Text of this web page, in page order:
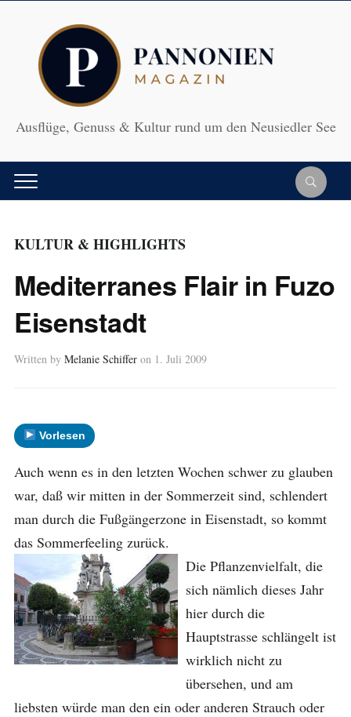
Ausflüge, Genuss & Kultur rund um den Neusiedler See
KULTUR & HIGHLIGHTS
Mediterranes Flair in Fuzo
Eisenstadt
Written by Melanie Schiffer on 1. Juli 2009
Vorlesen
Auch wenn es in den letzten Wochen schwer zu glauben
war, daß wir mitten in der Sommerzeit sind, schlendert
man durch die Fußgängerzone in Eisenstadt, so kommt
das Sommerfeeling zurück.
Die Pflanzenvielfalt, die
sich nämlich dieses Jahr
hier durch die
Hauptstrasse schlängelt ist
wirklich nicht zu
übersehen, und am
liebsten würde man den ein oder anderen Strauch oder